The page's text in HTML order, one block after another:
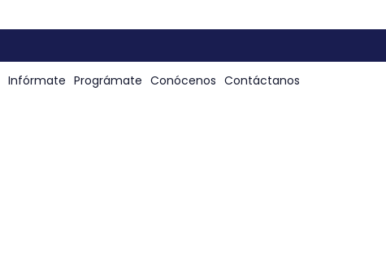
Infórmate Prográmate Conócenos Contáctanos